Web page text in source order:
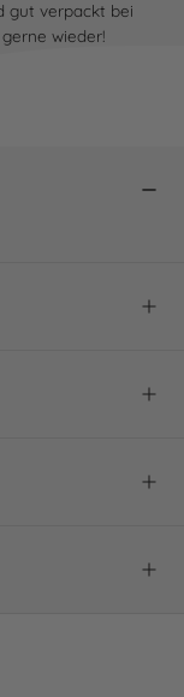
gut verpackt bei
wieder!